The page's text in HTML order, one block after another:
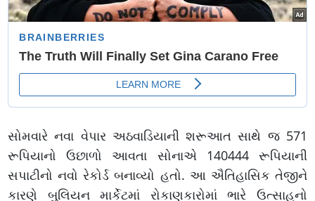
સોમવારે નવા વેપાર અઠવાડિયાની શરૂઆત સાથે જ 571
રૂપિયાનો ઉછાળો આવતા સોનાએ 140444 રૂપિયાની
સપાટીનો નવો રેકોર્ડ બનાવ્યો હતો. આ ઐતિહાસિક તેજીને
કારણે બુલિયન માર્કેટમાં રોકાણકારોમાં ભારે ઉત્સાહનો